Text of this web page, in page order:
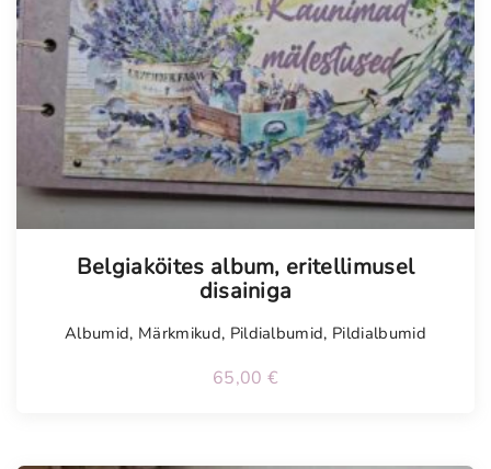
Belgiaköites album, eritellimusel
disainiga
Albumid, Märkmikud, Pildialbumid, Pildialbumid
65,00 €